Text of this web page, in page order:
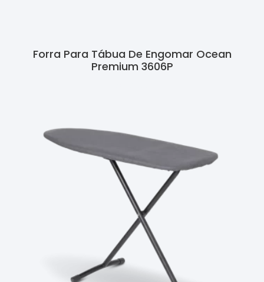
Forra Para Tábua De Engomar Ocean
Premium 3606P